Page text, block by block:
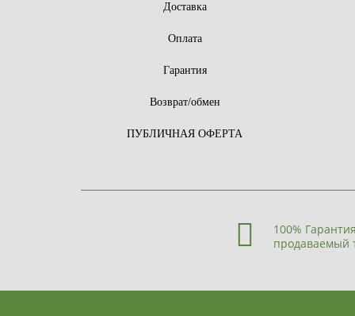
Доставка
Оплата
Гарантия
Возврат/обмен
ПУБЛИЧНАЯ ОФЕРТА
100%
продаваемый